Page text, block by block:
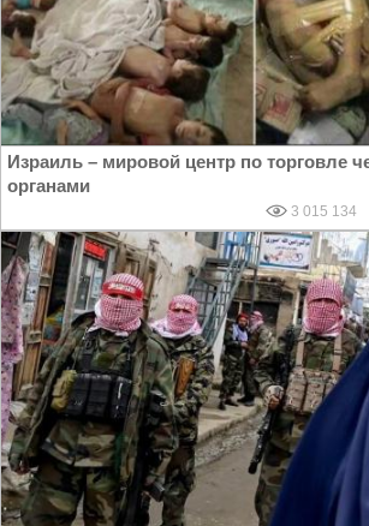
Израиль – мировой центр по торговле
органами
3 015 134